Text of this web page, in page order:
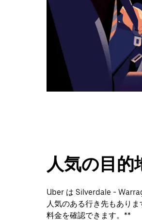
タ
ン
人気の目的
Uber は Silverdale -
人気のある行き先もあり
料金を確認できます。**